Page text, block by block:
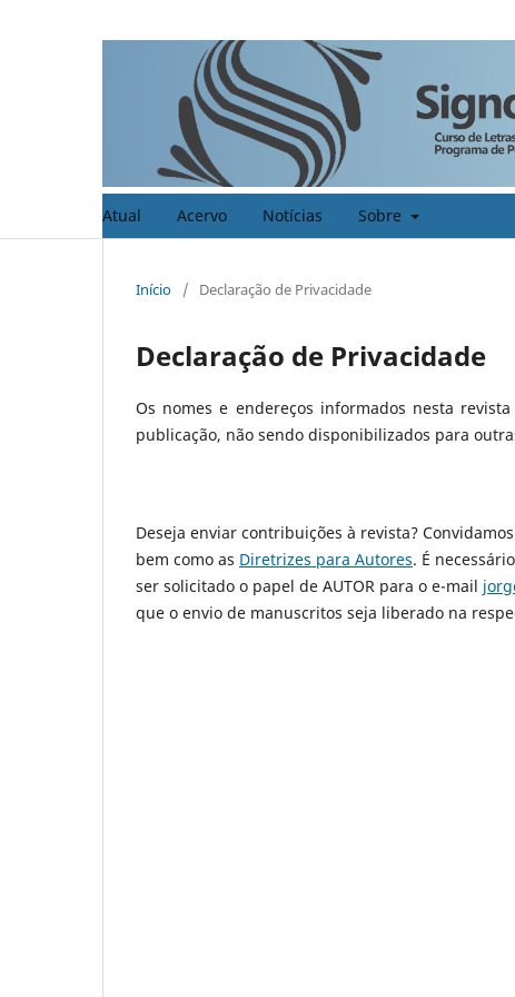
Atual Acervo Notícias Sobre
Início / Declaração de Privacidade
Declaração de Privacidade
Os nomes e endereços informados nesta
publicação, não sendo disponibilizados para
Deseja enviar contribuições à revista?
bem como as Diretrizes para Autores. É
ser solicitado o papel de AUTOR para o e-mail
que o envio de manuscritos seja liberado na